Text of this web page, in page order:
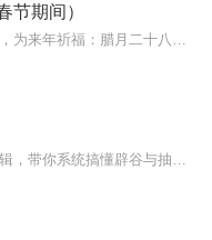
节期间）